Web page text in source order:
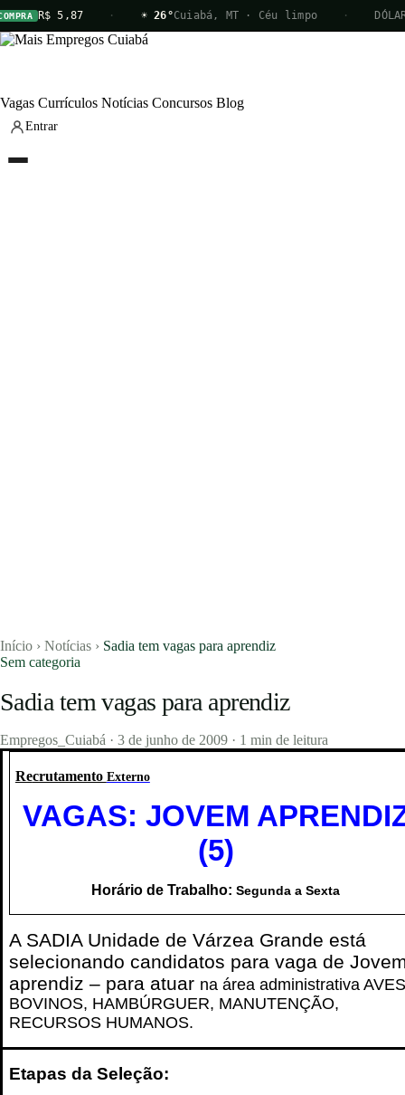
R$ 5,87 ☀ 26°Cuiabá, MT · Céu limpo DÓLAR
Vagas Currículos Notícias Concursos Blog
Entrar
Notícias
Publicar vaga
Início › Notícias › Sadia tem vagas para aprendiz
Sem categoria
Sadia tem vagas para aprendiz
Empregos_Cuiabá · 3 de junho de 2009 · 1 min de leitura
Recrutamento Externo
VAGAS: JOVEM
(5)
Horário de Trabalho: Segunda a Sexta
A SADIA Unidade deVárzea Grandeestá
selecionando candidatos para vaga de
aprendiz– para atuar na área administrativa
BOVINOS, HAMBÚRGUER, MANUTENÇÃO,
RECURSOS HUMANOS.
Etapas da Seleção: